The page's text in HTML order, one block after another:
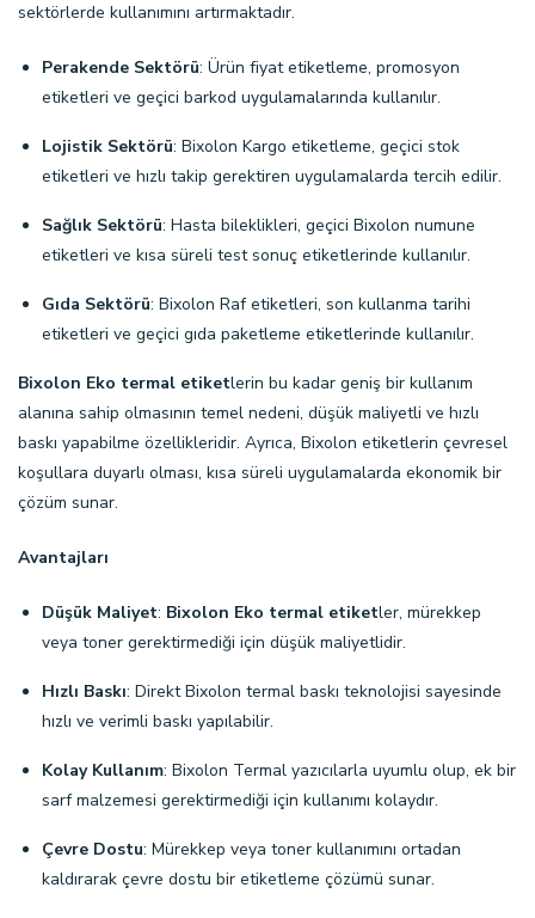
sektörlerde kullanımını artırmaktadır.
Perakende Sektörü: Ürün fiyat etiketleme, promosyon
etiketleri ve geçici barkod uygulamalarında kullanılır.
Lojistik Sektörü: Bixolon Kargo etiketleme, geçici stok
etiketleri ve hızlı takip gerektiren uygulamalarda tercih edilir.
Sağlık Sektörü: Hasta bileklikleri, geçici Bixolon numune
etiketleri ve kısa süreli test sonuç etiketlerinde kullanılır.
Gıda Sektörü: Bixolon Raf etiketleri, son kullanma tarihi
etiketleri ve geçici gıda paketleme etiketlerinde kullanılır.
Bixolon Eko termal etiketlerin bu kadar geniş bir kullanım
alanına sahip olmasının temel nedeni, düşük maliyetli ve hızlı
baskı yapabilme özellikleridir. Ayrıca, Bixolon etiketlerin çevresel
koşullara duyarlı olması, kısa süreli uygulamalarda ekonomik bir
çözüm sunar.
Avantajları
Düşük Maliyet: Bixolon Eko termal etiketler, mürekkep
veya toner gerektirmediği için düşük maliyetlidir.
Hızlı Baskı: Direkt Bixolon termal baskı teknolojisi sayesinde
hızlı ve verimli baskı yapılabilir.
Kolay Kullanım: Bixolon Termal yazıcılarla uyumlu olup, ek bir
sarf malzemesi gerektirmediği için kullanımı kolaydır.
Çevre Dostu: Mürekkep veya toner kullanımını ortadan
kaldırarak çevre dostu bir etiketleme çözümü sunar.